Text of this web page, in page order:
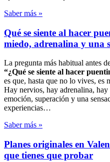
Saber más »
Qué se siente al hacer
miedo, adrenalina y una
La pregunta más habitual antes
“¿Qué se siente al hacer
es que, hasta que no lo vives,
Hay nervios, hay adrenalina,
emoción, superación y una
experiencias…
Saber más »
Planes originales en
que tienes que probar